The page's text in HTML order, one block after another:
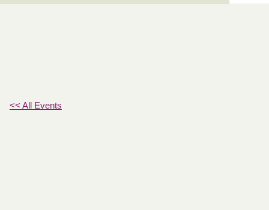
<< All Events